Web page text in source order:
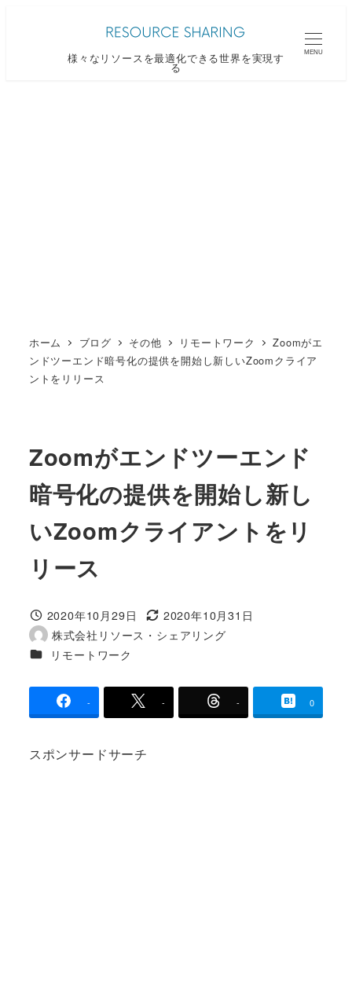
様々なリソースを最適化できる世界を実現す
る
MENU
ホーム ブログ その他 リモートワーク
Zoomがエ
ンドツーエンド暗号化の提供を開始し新しいZoomクライア
ントをリリース
Zoomがエンドツーエンド
暗号化の提供を開始し新し
いZoomクライアントをリ
リース
投稿日
2020年10月29日
更新日
2020年10月31日
著
者
株式会社リソース・シェアリング
カテゴリー
リモートワーク
- - - 0
スポンサードサーチ